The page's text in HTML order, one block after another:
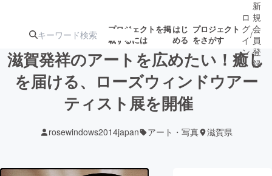
プロジェクトを掲
載するには
はじ
める
プロジェクト
をさがす
注目のリ
注目の新着プロ募集終了が近いプ
ロジェクト
ロ
グ
イ
ン
/
新
規
会
員
登
録
滋賀発祥のアートを広めたい！癒し
を届ける、ローズウィンドウアー
ティスト展を開催
rosewindows2014japan アート・写真 滋賀県